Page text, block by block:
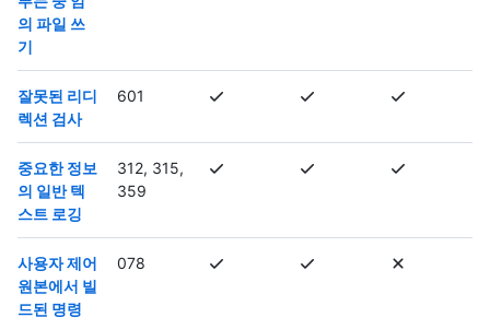
의 파일 쓰
기
잘못된 리디
렉션 검사
601
중요한 정보
의 일반 텍
스트 로깅
312, 315,
359
사용자 제어
원본에서 빌
드된 명령
078